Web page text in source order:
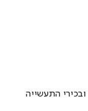
התעשייה